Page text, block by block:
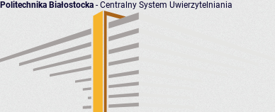
Politechnika Białostocka - Centralny System Uwierzytelniania